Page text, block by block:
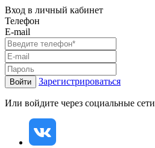
Вход в личный кабинет
Телефон
E-mail
Войти Зарегистрироваться
Или войдите через социальные сети